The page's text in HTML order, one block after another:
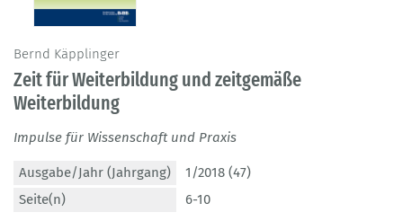
Bernd Käpplinger
Zeit für Weiterbildung und zeitgemäße
Weiterbildung
Impulse für Wissenschaft und Praxis
Ausgabe/Jahr (Jahrgang)
1/2018 (47)
Seite(n)
6-10